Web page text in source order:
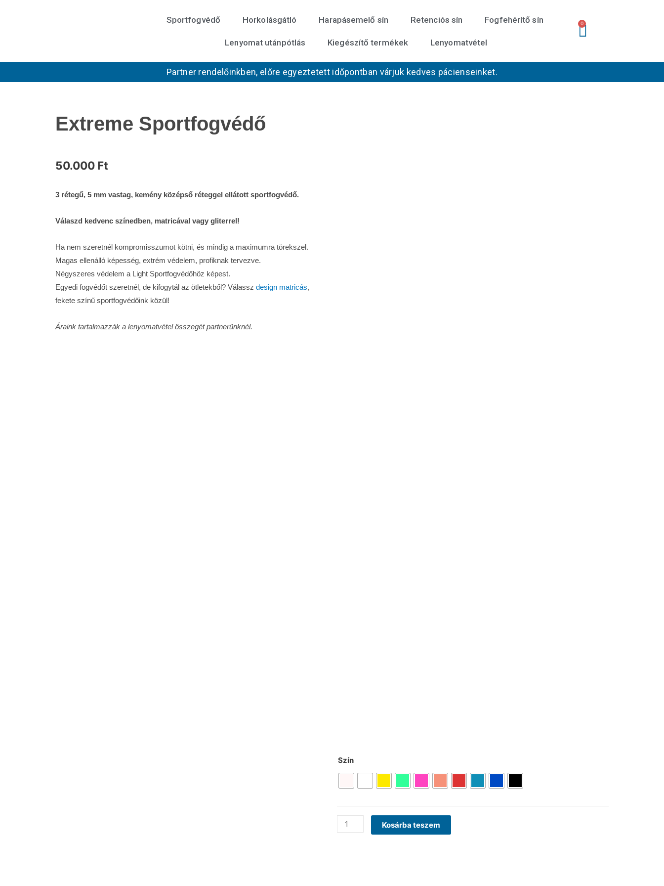
Sportfogvédő Horkolásgátló Harapásemelő sín Retenciós sín Fogfehérítő sín
Lenyomat utánpótlás Kiegészítő termékek Lenyomatvétel
0
Partner rendelőinkben, előre egyeztetett időpontban várjuk kedves pácienseinket.
Extreme Sportfogvédő
50.000 Ft
3 rétegű, 5 mm vastag, kemény középső réteggel ellátott sportfogvédő.
Válaszd kedvenc színedben, matricával vagy gliterrel!
Ha nem szeretnél kompromisszumot kötni, és mindig a maximumra törekszel.
Magas ellenálló képesség, extrém védelem, profiknak tervezve.
Négyszeres védelem a Light Sportfogvédőhöz képest.
Egyedi fogvédőt szeretnél, de kifogytál az ötletekből? Válassz design matricás,
fekete színű sportfogvédőink közül!
Áraink tartalmazzák a lenyomatvétel összegét partnerünknél.
Szín
Kosárba teszem